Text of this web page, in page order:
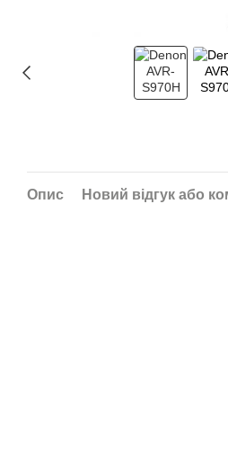
Опис Новий відгук або